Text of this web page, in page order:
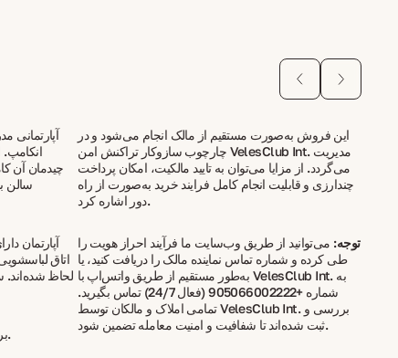
آپارتمانی
انکامپ.
چیدمان آن
سالن
آپارتمان
اتاق
لحاظ شده‌اند.
برای کسب اطلاعات بیشتر با ما تماس بگیرید.
این فروش به‌صورت مستقیم از مالک انجام می‌شود و در
چارچوب سازوکار تراکنش امن VelesClub Int. مدیریت
می‌گردد. از مزایا می‌توان به تایید مالکیت، امکان پرداخت
چندارزی و قابلیت انجام کامل فرایند خرید به‌صورت از راه
دور اشاره کرد.
توجه: می‌توانید از طریق وب‌سایت ما فرآیند احراز هویت را
طی کرده و شماره تماس نماینده مالک را دریافت کنید، یا
به‌طور مستقیم از طریق واتس‌اپ با VelesClub Int. به
شماره +905066002222 (فعال 24/7) تماس بگیرید.
تمامی املاک و مالکان توسط VelesClub Int. بررسی و
ثبت شده‌اند تا شفافیت و امنیت معامله تضمین شود.